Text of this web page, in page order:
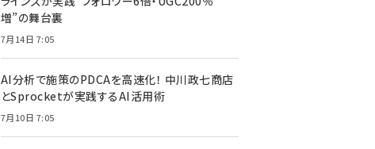
増”の舞台裏
7月14日 7:05
AI分析で施策のPDCAを高速化！ 中川政七商店
とSprocketが実践するAI活用術
7月10日 7:05